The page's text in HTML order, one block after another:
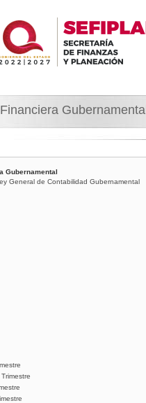
Gubernamental
Gubernamental
General de Contabilidad Gubernamental